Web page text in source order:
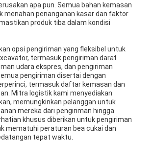
apa pun. Semua bahan kemasan
menahan penanganan kasar dan faktor
produk tiba dalam kondisi
opsi pengiriman yang fleksibel untuk
termasuk pengiriman darat
udara ekspres, dan pengiriman
pengiriman disertai dengan
termasuk daftar kemasan dan
Mitra logistik kami menyediakan
memungkinkan pelanggan untuk
mereka dari pengiriman hingga
khusus diberikan untuk pengiriman
mematuhi peraturan bea cukai dan
tepat waktu.